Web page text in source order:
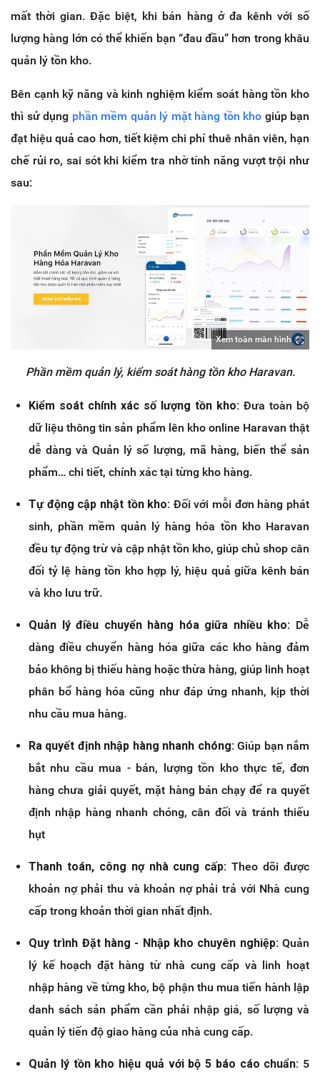
mất thời gian. Đặc biệt, khi bán hàng ở đa kênh với số
lượng hàng lớn có thể khiến bạn “đau đầu” hơn trong khâu
quản lý tồn kho.
Bên cạnh kỹ năng và kinh nghiệm kiểm soát hàng tồn kho
thì sử dụng phần mềm quản lý mặt hàng tồn kho giúp bạn
đạt hiệu quả cao hơn, tiết kiệm chi phí thuê nhân viên, hạn
chế rủi ro, sai sót khi kiểm tra nhờ tính năng vượt trội như
sau:
Xem toàn màn hình
Phần mềm quản lý, kiểm soát hàng tồn kho Haravan.
Kiểm soát chính xác số lượng tồn kho: Đưa toàn bộ
dữ liệu thông tin sản phẩm lên kho online Haravan thật
dễ dàng và Quản lý số lượng, mã hàng, biến thể sản
phẩm… chi tiết, chính xác tại từng kho hàng.
Tự động cập nhật tồn kho: Đối với mỗi đơn hàng phát
sinh, phần mềm quản lý hàng hóa tồn kho Haravan
đều tự động trừ và cập nhật tồn kho, giúp chủ shop cân
đối tỷ lệ hàng tồn kho hợp lý, hiệu quả giữa kênh bán
và kho lưu trữ.
Quản lý điều chuyển hàng hóa giữa nhiều kho: Dễ
dàng điều chuyển hàng hóa giữa các kho hàng đảm
bảo không bị thiếu hàng hoặc thừa hàng, giúp linh hoạt
phân bổ hàng hóa cũng như đáp ứng nhanh, kịp thời
nhu cầu mua hàng.
Ra quyết định nhập hàng nhanh chóng:Giúp bạn nắm
bắt nhu cầu mua - bán, lượng tồn kho thực tế, đơn
hàng chưa giải quyết, mặt hàng bán chạy để ra quyết
định nhập hàng nhanh chóng, cân đối và tránh thiếu
hụt
Thanh toán, công nợ nhà cung cấp:Theo dõi được
khoản nợ phải thu và khoản nợ phải trả với Nhà cung
cấp trong khoản thời gian nhất định.
Quy trình Đặt hàng - Nhập kho chuyên nghiệp: Quản
lý kế hoạch đặt hàng từ nhà cung cấp và linh hoạt
nhập hàng về từng kho, bộ phận thu mua tiến hành lập
danh sách sản phẩm cần phải nhập giá, số lượng và
quản lý tiến độ giao hàng của nhà cung cấp.
Quản lý tồn kho hiệu quả với bộ 5 báo cáo chuẩn: 5